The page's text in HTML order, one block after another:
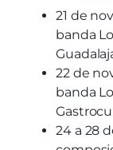
21 de
banda
22 de
banda
24 a 28